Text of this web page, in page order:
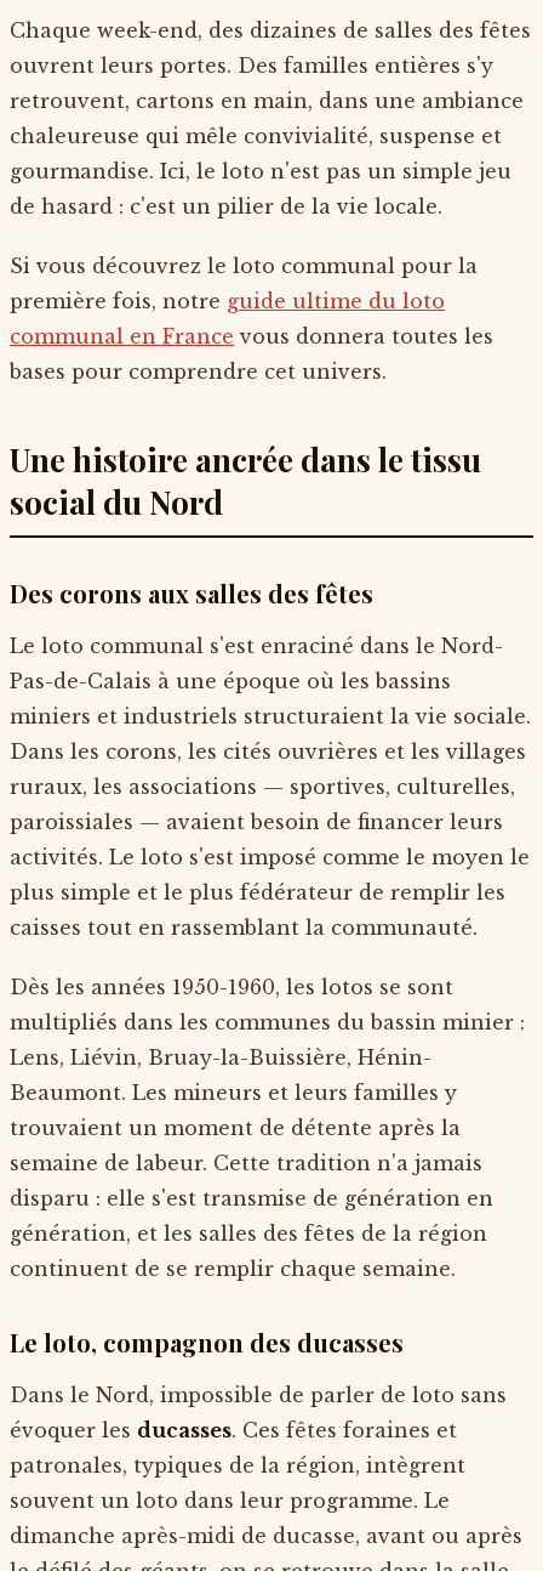
Chaque week-end, des dizaines de salles des fêtes
ouvrent leurs portes. Des familles entières s'y
retrouvent, cartons en main, dans une ambiance
chaleureuse qui mêle convivialité, suspense et
gourmandise. Ici, le loto n'est pas un simple jeu
de hasard : c'est un pilier de la vie locale.
Si vous découvrez le loto communal pour la
première fois, notre guide ultime du loto
communal en France vous donnera toutes les
bases pour comprendre cet univers.
Une histoire ancrée dans le tissu
social du Nord
Des corons aux salles des fêtes
Le loto communal s'est enraciné dans le Nord-
Pas-de-Calais à une époque où les bassins
miniers et industriels structuraient la vie sociale.
Dans les corons, les cités ouvrières et les villages
ruraux, les associations — sportives, culturelles,
paroissiales — avaient besoin de financer leurs
activités. Le loto s'est imposé comme le moyen le
plus simple et le plus fédérateur de remplir les
caisses tout en rassemblant la communauté.
Dès les années 1950-1960, les lotos se sont
multipliés dans les communes du bassin minier :
Lens, Liévin, Bruay-la-Buissière, Hénin-
Beaumont. Les mineurs et leurs familles y
trouvaient un moment de détente après la
semaine de labeur. Cette tradition n'a jamais
disparu : elle s'est transmise de génération en
génération, et les salles des fêtes de la région
continuent de se remplir chaque semaine.
Le loto, compagnon des ducasses
Dans le Nord, impossible de parler de loto sans
évoquer les ducasses. Ces fêtes foraines et
patronales, typiques de la région, intègrent
souvent un loto dans leur programme. Le
dimanche après-midi de ducasse, avant ou après